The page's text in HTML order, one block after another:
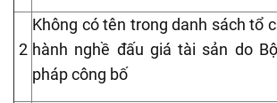
2
Không có tên trong danh sách tổ
hành nghề đấu giá tài sản do
pháp công bố